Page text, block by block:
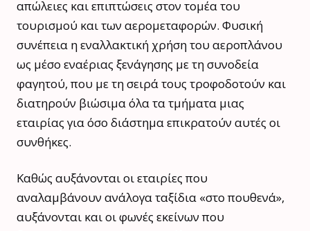
απώλειες και επιπτώσεις στον τομέα του
τουρισμού και των αερομεταφορών. Φυσική
συνέπεια η εναλλακτική χρήση του αεροπλάνου
ως μέσο εναέριας ξενάγησης με τη συνοδεία
φαγητού, που με τη σειρά τους τροφοδοτούν και
διατηρούν βιώσιμα όλα τα τμήματα μιας
εταιρίας για όσο διάστημα επικρατούν αυτές οι
συνθήκες.
Καθώς αυξάνονται οι εταιρίες που
αναλαμβάνουν ανάλογα ταξίδια «στο πουθενά»,
αυξάνονται και οι φωνές εκείνων που